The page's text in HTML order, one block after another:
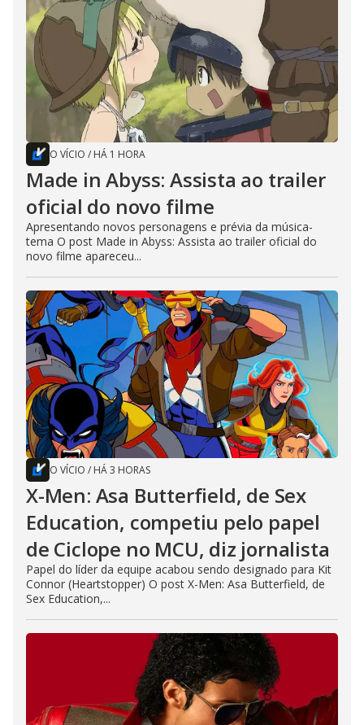
O VÍCIO / HÁ 1 HORA
Made in Abyss: Assista ao trailer
oficial do novo filme
Apresentando novos personagens e prévia da música-
tema O post Made in Abyss: Assista ao trailer oficial do
novo filme apareceu...
O VÍCIO / HÁ 3 HORAS
X-Men: Asa Butterfield, de Sex
Education, competiu pelo papel
de Ciclope no MCU, diz jornalista
Papel do líder da equipe acabou sendo designado para Kit
Connor (Heartstopper) O post X-Men: Asa Butterfield, de
Sex Education,...